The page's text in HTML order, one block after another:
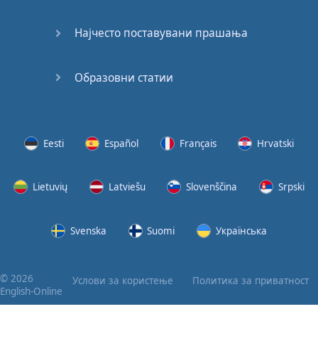
Најчесто поставувани прашања
Образовни статии
Eesti Español Français Hrvatski
Lietuvių Latviešu Slovenščina Srpski
Svenska Suomi Українська
© 2026
English-Online
Услови за користење Политика за приватност